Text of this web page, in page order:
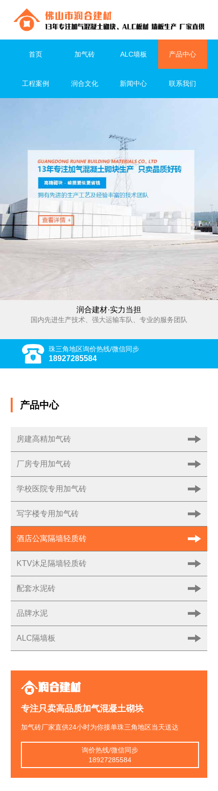
首页 加气砖 ALC墙板 产品中心
工程案例 润合文化 新闻中心 联系我们
润合建材·实力当担
国内先进生产技术、强大运输车队、专业的服务团队
珠三角地区询价热线/微信同步
18927285584
产品中心
房建高精加气砖
厂房专用加气砖
学校医院专用加气砖
写字楼专用加气砖
酒店公寓隔墙轻质砖
KTV沐足隔墙轻质砖
配套水泥砖
品牌水泥
ALC隔墙板
润合建材
专注只卖高品质加气混凝土砌块
加气砖厂家直供24小时为你接单珠三角地区当天送达
询价热线/微信同步
18927285584